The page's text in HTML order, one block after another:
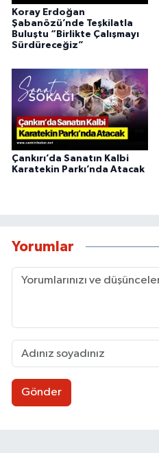
Koray Erdoğan
Şabanözü’nde Teşkilatla
Buluştu “Birlikte Çalışmayı
Sürdüreceğiz”
Çankırı’da Sanatın Kalbi
Karatekin Parkı’nda Atacak
Yorumlar
Gönder